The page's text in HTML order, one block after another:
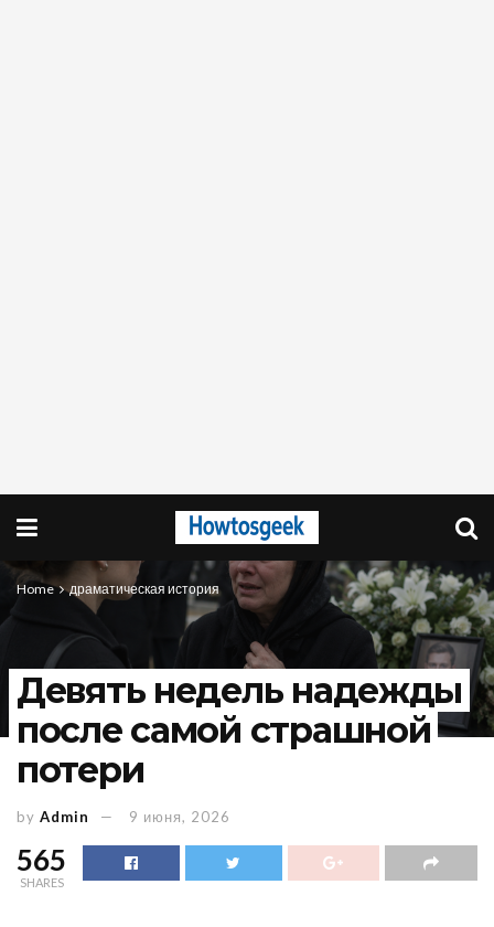
Home драматическая история
Девять недель надежды
после самой страшной
потери
by Admin 9 июня, 2026
565
SHARES